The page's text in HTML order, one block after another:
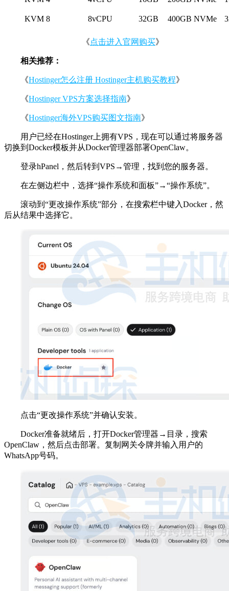
KVM 8 8vCPU 32GB 400GB NVMe
《点击进入官网购买》
相关推荐：
《Hostinger怎么注册 Hostinger主机购买教程》
《Hostinger VPS方案选择指南》
《Hostinger海外VPS购买图文指南》
用户已经在Hostinger上拥有VPS，现在可以通过将服务器
切换到Docker模板并从Docker管理器部署OpenClaw。
登录hPanel，然后转到VPS→管理，找到您的服务器。
在左侧边栏中，选择“操作系统和面板”→“操作系统”。
滚动到“更改操作系统”部分，在搜索栏中键入Docker，然
后从结果中选择它。
点击“更改操作系统”并确认安装。
Docker准备就绪后，打开Docker管理器→目录，搜索
OpenClaw，然后点击部署。复制网关令牌并输入用户的
WhatsApp号码。